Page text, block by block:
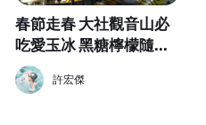
春節走春 大社觀音山必
吃愛玉冰 黑糖檸檬隨便
你加也太佛心！
許宏傑